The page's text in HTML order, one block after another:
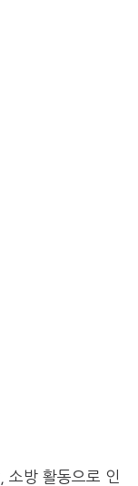
소방 활동으로 인